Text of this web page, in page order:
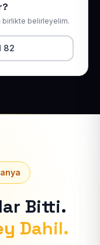
birlikte belirleyelim.
82
Bitti.
Dahil.